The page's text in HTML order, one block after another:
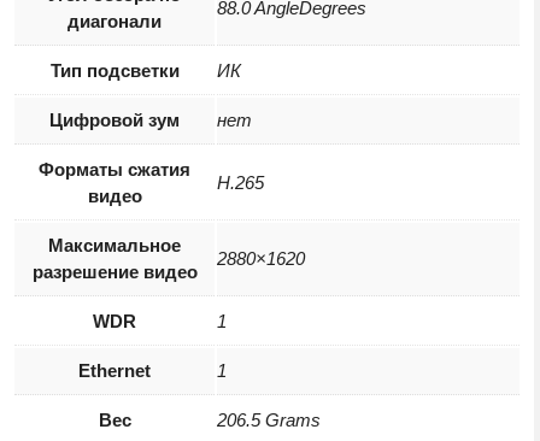
диагонали
88.0 AngleDegrees
Тип подсветки ИК
Цифровой зум нет
Форматы сжатия
видео
H.265
Максимальное
разрешение видео
2880×1620
WDR 1
Ethernet 1
Вес 206.5 Grams